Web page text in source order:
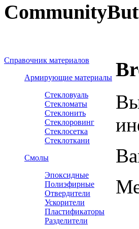
Справочник материалов
Армирующие материалы
Стекловуаль
Стекломаты
Стеклонить
Стеклоровинг
Стеклосетка
Стеклоткани
Смолы
Эпоксидные
Полиэфирные
Отвердители
Ускорители
Пластификаторы
Разделители